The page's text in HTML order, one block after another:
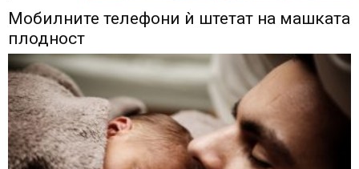
Мобилните телефони ѝ штетат на машката
плодност